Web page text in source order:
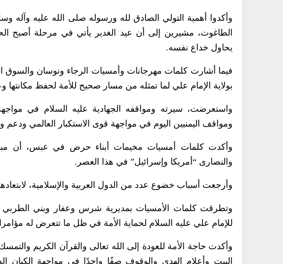
وأكدوا أهمية التولي الصادق لله ورسوله صلى الله عليه وآله
الطاغوت، مشيرين إلى أن عيد الغدير يأتي في مرحلة أصبح
يحاول خداع نفسه.
فيما أشارت كلمات مهرجانات وأمسيات الرجاء ونوسان والسوق
بولاية الإمام علي لما تمثله من مسار صحيح للأمة لحفظ مكانتها
واستعرضت، سيرته ومواقفه الجهادية عليه السلام في
ومواقف اليمنيين اليوم في مواجهة قوى الاستكبار العالمي
وأكدت كلمات أمسيات مخيمات أبناء حرض في عبس، أن مبدأ
والنصارى “أمريكا وإسرائيل” في هذا العصر.
وأرجعت أسباب خضوع عدد من الدول العربية والإسلامية،
وتطرقت كلمات الأمسيات بمديرية شرس وعفار وبني الطربي
للإمام علي عليه السلام لحماية الأمة في ظل ما تتعرض له
وأكدت حاجة الأمة للعودة إلى الله تعالى والقرآن الكريم
البيت وأعلام الهدى والوقوف صفًا واحدًا في مواجهة الكيان